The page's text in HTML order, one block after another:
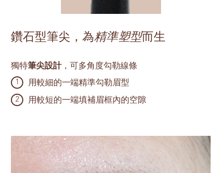
鑽石型筆尖，為精準塑型而生
獨特筆尖設計，可多角度勾勒線條
1 用較細的一端精準勾勒眉型
2 用較短的一端填補眉框內的空隙